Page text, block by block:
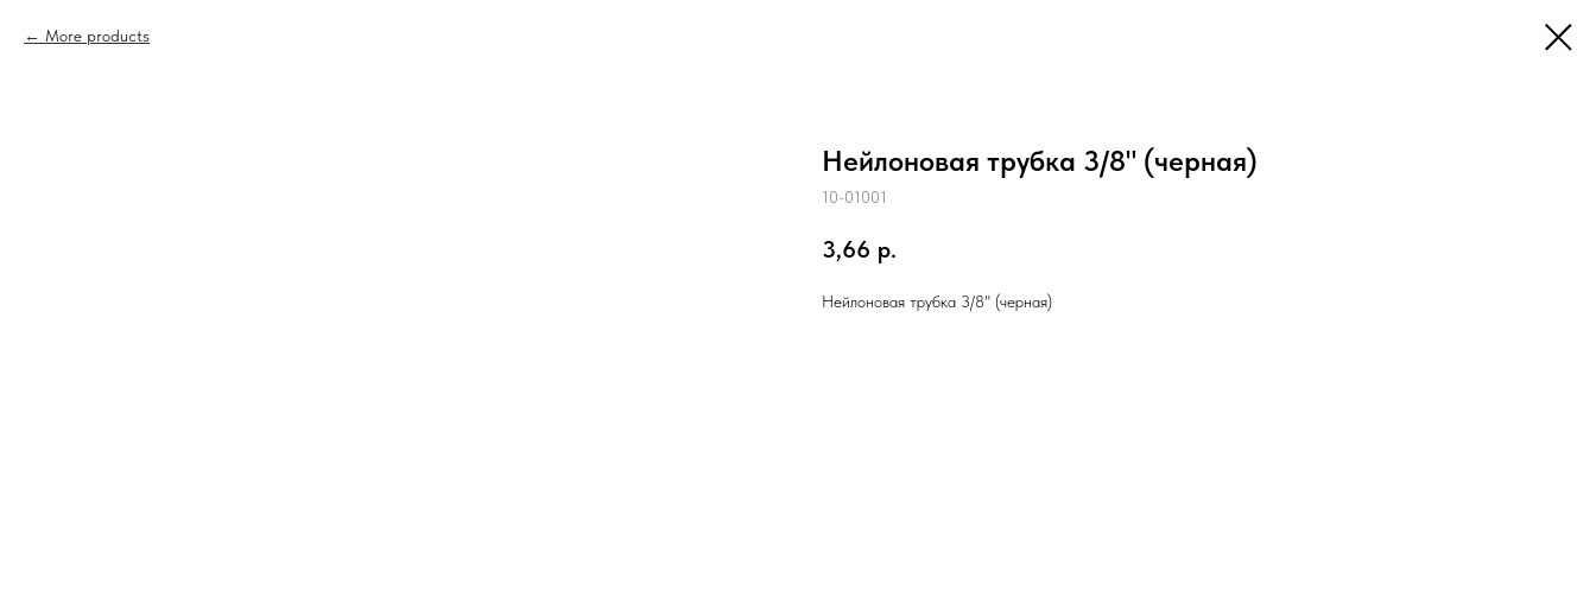
More products
Нейлоновая трубка 3/8" (черная)
10-01001
3,66 р.
Нейлоновая трубка 3/8" (черная)